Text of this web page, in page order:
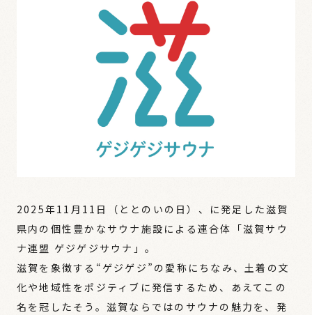
2025年11月11日（ととのいの日）、に発足した滋賀
県内の個性豊かなサウナ施設による連合体「滋賀サウ
ナ連盟 ゲジゲジサウナ」。
滋賀を象徴する“ゲジゲジ”の愛称にちなみ、土着の文
化や地域性をポジティブに発信するため、あえてこの
名を冠したそう。滋賀ならではのサウナの魅力を、発